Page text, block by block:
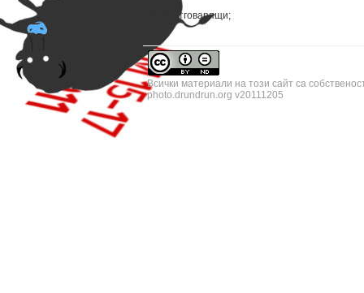
няма отговарящи;
Всички материали на този сайт са
photo.drundrun.org v20111205